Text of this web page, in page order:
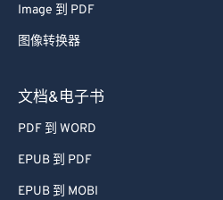
Image 到 PDF
图像转换器
文档&电子书
PDF 到 WORD
EPUB 到 PDF
EPUB 到 MOBI